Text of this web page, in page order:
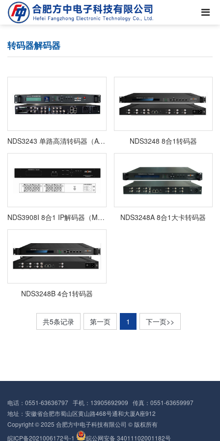
转码器解码器
NDS3243 单路高清转码器（AVS+转MPEG-2、AVS+转H.264、H.264与MPEG-2互转，YPbPr+CVBS NDS3248 8合1转码器
NDS3908I 8合1 IP解码器（MPEG-2/H.264/AVS+） NDS3248A 8合1大卡转码器
NDS3248B 4合1转码器
共5条记录 第一页 1 下一页>>
电话：0551-63636797 手机：13905692909 传真：0551-63659997
地址：安徽省合肥市蜀山区黄山路468号通和大厦A座912
Copyright © 2025 合肥方中电子科技有限公司 © 版权所有
皖ICP备2021006172号-1
皖公网安备 34011102001182号